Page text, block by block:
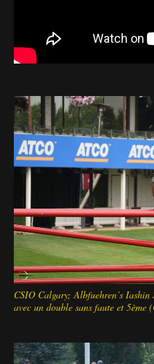
CSIO Calgary; Albfuehren’s
avec un double sans faute et 5ème